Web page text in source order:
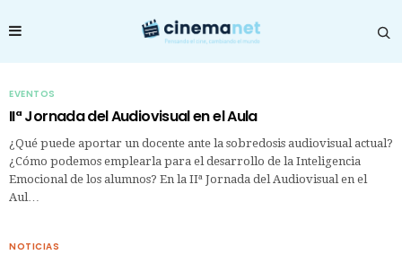
EVENTOS
IIª Jornada del Audiovisual en el Aula
¿Qué puede aportar un docente ante la sobredosis audiovisual actual?
¿Cómo podemos emplearla para el desarrollo de la Inteligencia
Emocional de los alumnos? En la IIª Jornada del Audiovisual en el
Aul…
NOTICIAS